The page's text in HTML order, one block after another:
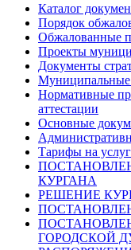
Каталог
Порядок
Обжалованные
Проекты
Документы
Нормативные
аттестации
Основные
Тарифы на
КУРГАНА
РЕШЕНИЕ
ГОРОДСКОЙ